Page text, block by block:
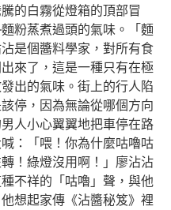
的白霧從燈箱的頂部冒
粉蒸煮過頭的氣味。「麵
是個醬料學家，對所有食
來了，這是一種只有在極
出的氣味。街上的行人陷
停，因為無論從哪個方向
人小心翼翼地把車停在路
：「喂！你為什麼咕嚕咕
！綠燈沒用啊！」廖沾沾
不祥的「咕嚕」聲，與他
想起家傳《沾醬秘笈》裡